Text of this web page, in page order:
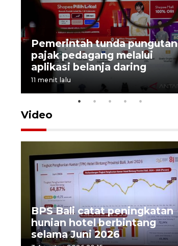
Pemerintah tunda pungutan
pajak pedagang melalui
aplikasi belanja daring
11 menit lalu
Video
BPS Bali catat peningkatan
hunian hotel berbintang
selama Juni 2026